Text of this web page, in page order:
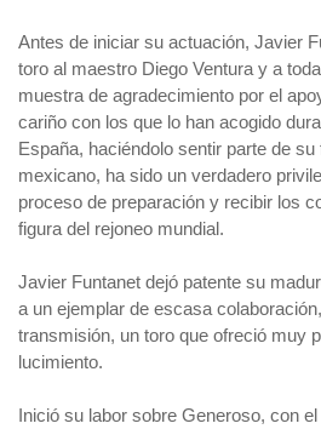
Antes de iniciar su actuación, Javier
toro al maestro Diego Ventura y a
muestra de agradecimiento por el
cariño con los que lo han acogido
España, haciéndolo sentir parte de
mexicano, ha sido un verdadero
proceso de preparación y recibir los
figura del rejoneo mundial.
Javier Funtanet dejó patente su
a un ejemplar de escasa
transmisión, un toro que ofreció muy
lucimiento.
Inició su labor sobre Generoso, con